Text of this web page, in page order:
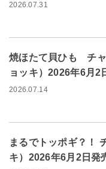
2026.07.31
焼ほたて貝ひも チ
ョッキ）2026年6月2
2026.07.14
まるでトッポギ？！
キ）2026年6月2日発